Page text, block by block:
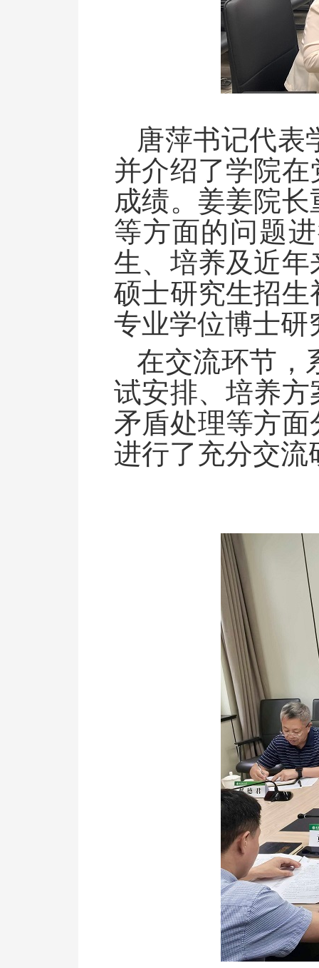
唐萍书记代
并介绍了学院
成绩。姜姜院
等方面的问题
生、培养及近
硕士研究生招
专业学位博士
在交流环节，
试安排、培养
矛盾处理等方
进行了充分交流